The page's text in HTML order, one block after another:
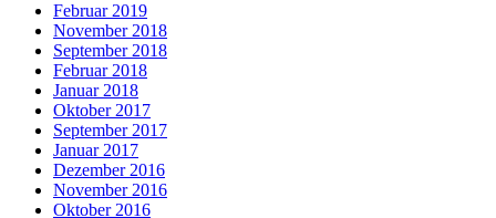
Februar 2019
November 2018
September 2018
Februar 2018
Januar 2018
Oktober 2017
September 2017
Januar 2017
Dezember 2016
November 2016
Oktober 2016